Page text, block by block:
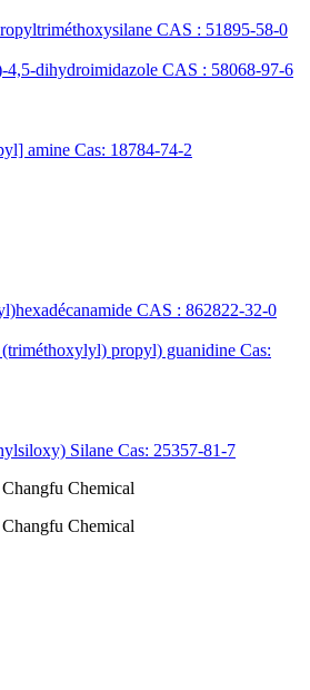
CAS : 51895-58-0
dihydroimidazole CAS : 58068-97-6
amine Cas: 18784-74-2
CAS : 862822-32-0
propyl) guanidine Cas:
Silane Cas: 25357-81-7
Chemical
Chemical